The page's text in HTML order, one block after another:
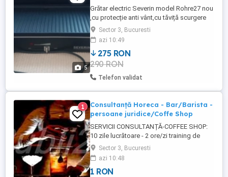
5
Grătar electric Severin model Rohre27 nou
,cu protecție anti vânt,cu tăviță scurgere
ulei, tavă teflon,buton reglare putere ,led
lumină,putere maximă 2200 wați
Dimensiuni 50 cm lungime 25 cm latime 10
cm înălțime Preț 400 lei Posibilitate livrare
in București Relații suplimentare la telefon
Sector 3, Bucuresti
azi 10:49
275 RON
290 RON
Telefon validat
1
Consultanță Horeca - Bar/Barista -
persoane juridice/Coffe Shop
SERVICII CONSULTANȚĂ-COFFEE SHOP:
10 zile lucrătoare - 2 ore/zi training de
preparare; Training aparate cafea,
preparare cafea și Latte Art - pentru
București. 2 zile - 8 ore/zi training de
preparare - Training aparate cafea,
Sector 3, Bucuresti
azi 10:48
1 RON